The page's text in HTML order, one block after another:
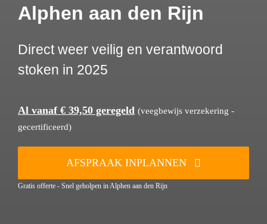
Alphen aan den Rijn
Direct weer veilig en verantwoord
stoken in 2025
Al vanaf € 39,50 geregeld (veegbewijs verzekering -
gecertificeerd)
AFSPRAAK INPLANNEN
Gratis offerte - Snel geholpen in Alphen aan den Rijn